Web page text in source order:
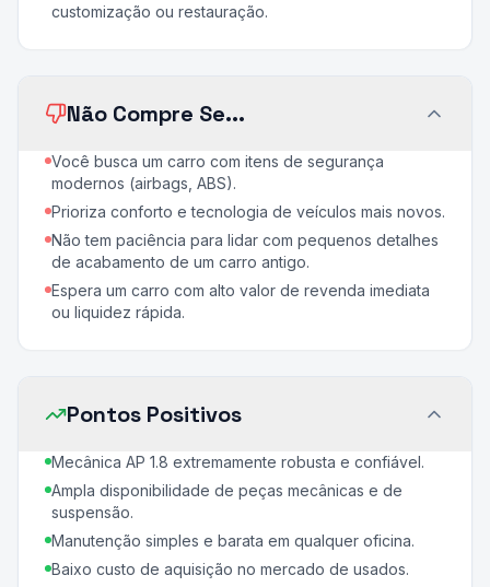
customização ou restauração.
Não Compre Se...
Você busca um carro com itens de segurança
modernos (airbags, ABS).
Prioriza conforto e tecnologia de veículos mais novos.
Não tem paciência para lidar com pequenos detalhes
de acabamento de um carro antigo.
Espera um carro com alto valor de revenda imediata
ou liquidez rápida.
Pontos Positivos
Mecânica AP 1.8 extremamente robusta e confiável.
Ampla disponibilidade de peças mecânicas e de
suspensão.
Manutenção simples e barata em qualquer oficina.
Baixo custo de aquisição no mercado de usados.